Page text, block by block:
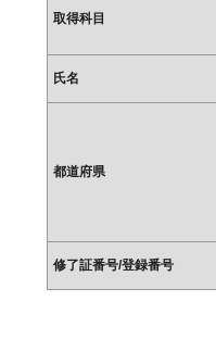
取得科目
氏名
都道府県
修了証番号/登録番号